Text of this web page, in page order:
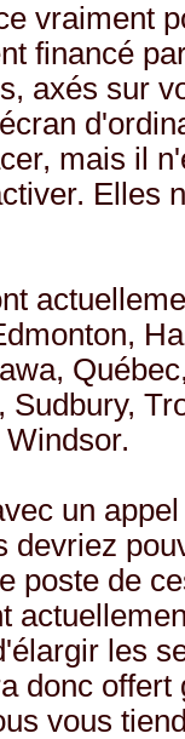
vraiment
financé
axés sur
mais il
Elles
Sudbury,
un
devriez
poste de
les
donc
vous